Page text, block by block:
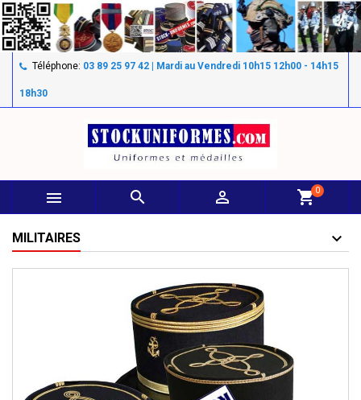
Téléphone: 03 89 25 97 42 | Mardi au Vendredi 10h15 12h00 - 14h15
18h30
   shopping_cart0
MILITAIRES